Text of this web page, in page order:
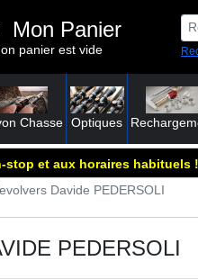
Mon Panier
panier est vide
Chasse Optiques
stop et aux horaires habituels !
Davide PEDERSOLI
PEDERSOLI